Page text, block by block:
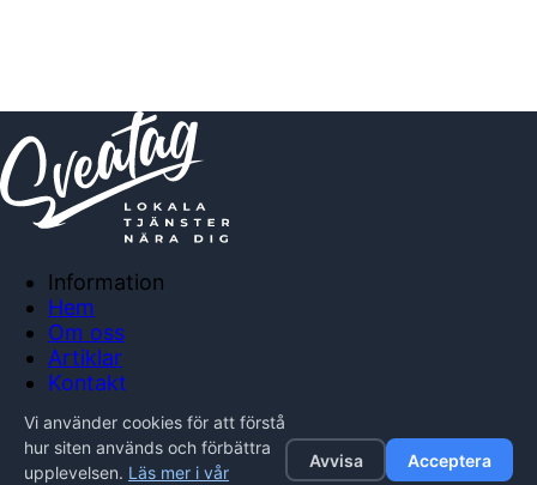
Information
Hem
Om oss
Artiklar
Kontakt
Integritetspolicy
Vi använder cookies för att förstå
hur siten används och förbättra
upplevelsen. Läs mer i vår
Avvisa Acceptera